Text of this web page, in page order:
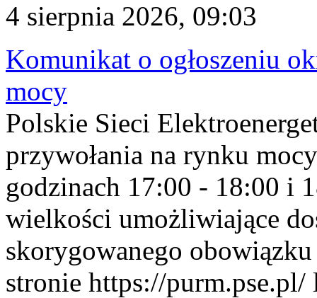
4 sierpnia 2026, 09:03
Komunikat o ogłoszeniu
mocy
Polskie Sieci
przywołania na rynku
godzinach 17:00 - 18:00 i
wielkości umożliwiające
skorygowanego
stronie https://